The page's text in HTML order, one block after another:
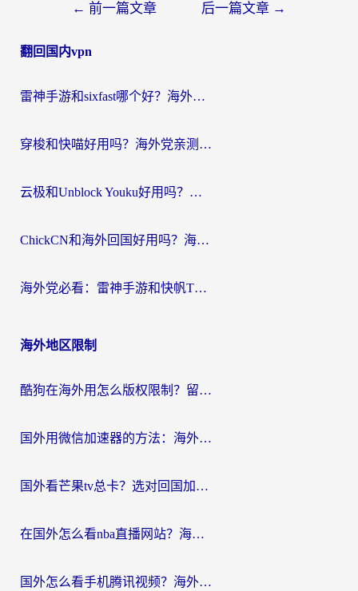
导
← 前一篇文章 后一篇文章 →
翻回国内vpn
雷神手游和sixfast哪个好？海外党亲测3款回国加速器，教你选对不踩坑
穿梭和快喵好用吗？海外党亲测：小众加速器对比+番茄加速器深度体验
云极和Unblock Youku好用吗？海外党亲测+2026回国加速器避坑指南
ChickCN和海外回国好用吗？海外党2026亲测：从手游到影音，选对加速器的3个关键
海外党必看：雷神手游和快帆TV版好用吗？3步选对回国加速器不踩坑
海外地区限制
酷狗在海外用怎么版权限制？留学生亲测：3步解决听国内音乐难题
国外用微信加速器的方法：海外党无缝连接国内生活的实用指南
国外看芒果tv总卡？选对回国加速器，轻松追《浪姐》不费劲
在国外怎么看nba直播网站？海外党专属体育观赛指南，告别地区限制！
国外怎么看手机腾讯视频？海外党亲测有效的追剧加速器选择指南